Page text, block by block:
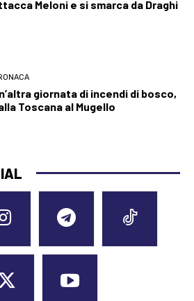
Meloni e si smarca da Draghi
giornata di incendi di bosco,
Toscana al Mugello